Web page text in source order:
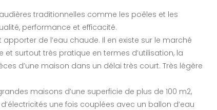
traditionnelles comme les poêles et les
performance et efficacité.
de l’eau chaude. Il en existe sur le marché
surtout très pratique en termes d’utilisation, la
d’une maison dans un délai très court. Très légère
maisons d’une superficie de plus de 100 m2,
une fois couplées avec un ballon d’eau